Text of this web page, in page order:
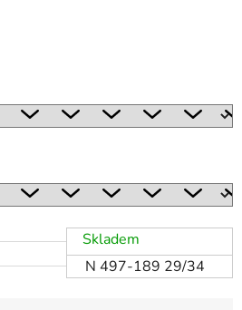
Skladem
N 497-189 29/34